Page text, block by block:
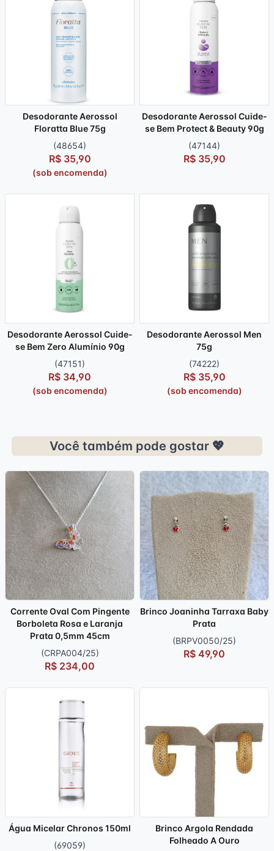
Desodorante Aerossol
Floratta Blue 75g
(48654)
R$ 35,90
(sob encomenda)
Desodorante Aerossol Cuide-
se Bem Protect & Beauty 90g
(47144)
R$ 35,90
Desodorante Aerossol Cuide-
se Bem Zero Alumínio 90g
(47151)
R$ 34,90
(sob encomenda)
Desodorante Aerossol Men
75g
(74222)
R$ 35,90
(sob encomenda)
Você também pode gostar 💖
Corrente Oval Com Pingente
Borboleta Rosa e Laranja
Prata 0,5mm 45cm
(CRPA004/25)
R$ 234,00
Brinco Joaninha Tarraxa Baby
Prata
(BRPV0050/25)
R$ 49,90
Água Micelar Chronos 150ml
(69059)
Brinco Argola Rendada
Folheado A Ouro